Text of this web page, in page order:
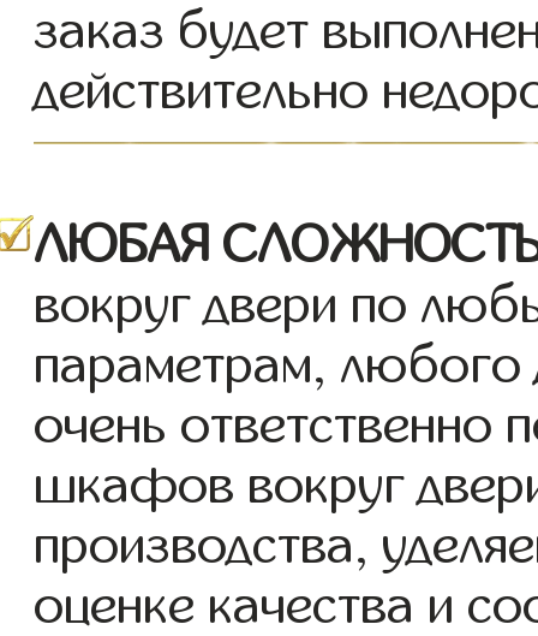
заказ будет
действительно
ЛЮБАЯ
вокруг двери по
параметрам, любого
очень ответственно
шкафов вокруг
производства,
оценке качества и